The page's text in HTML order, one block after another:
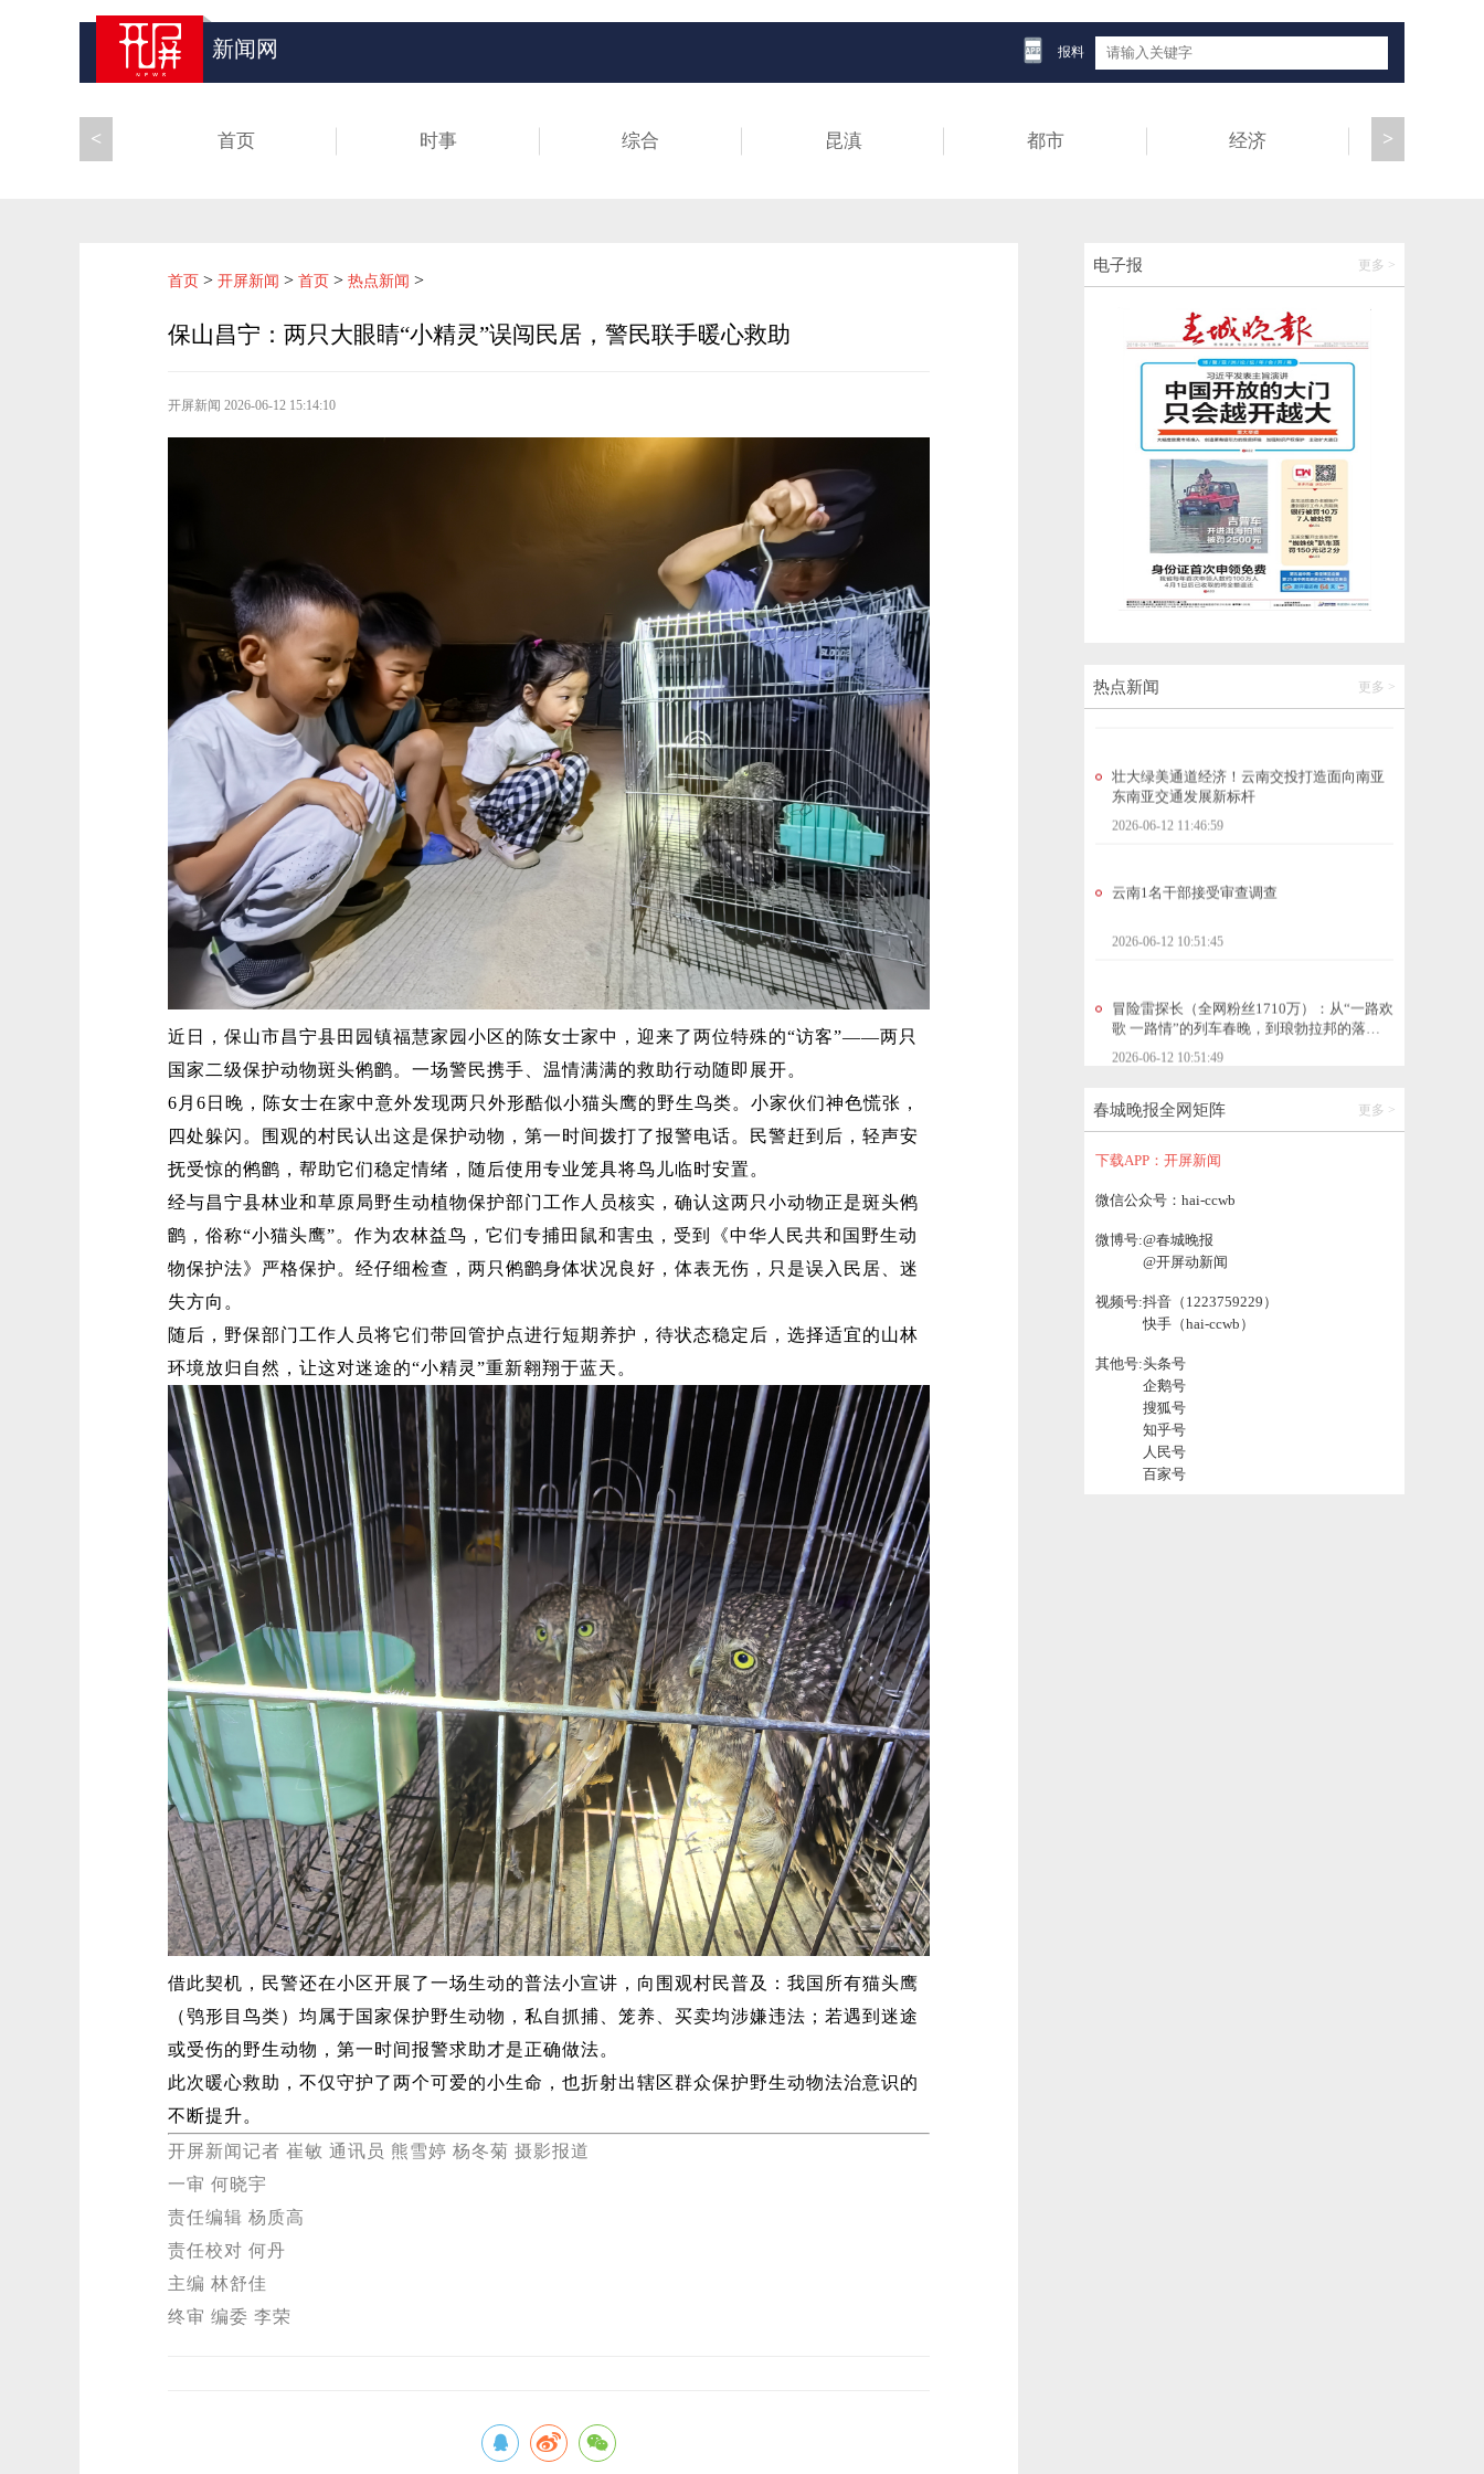
新闻网 报料
首页 时事 综合 昆滇 都市 经济 >
<
电子报 更多 >
热点新闻 更多 >
产值目标
2026-06-12 15:14:03
保山昌宁：两只大眼睛“小精灵”误闯民居，
严查行业乱象！云南公开征集知识产权代理
不规范问题线索
2026-06-12 15:14:22
看他们用镜头，让世界爱上云南
2026-06-12 14:46:38
【云新发布】全力建设国际生态旅游胜
地！“十五五”时期普洱这样干→
2026-06-12 14:00:02
海外讲云南，国内看世界
2026-06-12 11:46:59
2026-06-12 10:51:45
湄公河，他用镜头记录下友谊的温暖瞬间
2026-06-12 10:51:49
从香料到滇药制剂，怒江草果产业迈向百亿
产值目标
2026-06-12 15:14:03
保山昌宁：两只大眼睛“小精灵”误闯民居，
警民联手暖心救助
2026-06-12 15:14:10
严查行业乱象！云南公开征集知识产权代理
不规范问题线索
2026-06-12 15:14:22
春城晚报全网矩阵 更多 >
下载APP：开屏新闻
微信公众号：hai-ccwb
微博号:@春城晚报
@开屏动新闻
视频号:抖音（1223759229）
快手（hai-ccwb）
其他号:头条号
企鹅号
搜狐号
知乎号
人民号
百家号
首页 > 开屏新闻 > 首页 > 热点新闻 >
保山昌宁：两只大眼睛“小精灵”误闯民居，警民联手暖心救助
开屏新闻 2026-06-12 15:14:10
近日，保山市昌宁县田园镇福慧家园小区的陈女士家中，迎来了两位特殊的“访客”——两只
国家二级保护动物斑头鸺鹠。一场警民携手、温情满满的救助行动随即展开。
6月6日晚，陈女士在家中意外发现两只外形酷似小猫头鹰的野生鸟类。小家伙们神色慌张，
四处躲闪。围观的村民认出这是保护动物，第一时间拨打了报警电话。民警赶到后，轻声安
抚受惊的鸺鹠，帮助它们稳定情绪，随后使用专业笼具将鸟儿临时安置。
经与昌宁县林业和草原局野生动植物保护部门工作人员核实，确认这两只小动物正是斑头鸺
鹠，俗称“小猫头鹰”。作为农林益鸟，它们专捕田鼠和害虫，受到《中华人民共和国野生动
物保护法》严格保护。经仔细检查，两只鸺鹠身体状况良好，体表无伤，只是误入民居、迷
失方向。
随后，野保部门工作人员将它们带回管护点进行短期养护，待状态稳定后，选择适宜的山林
环境放归自然，让这对迷途的“小精灵”重新翱翔于蓝天。
借此契机，民警还在小区开展了一场生动的普法小宣讲，向围观村民普及：我国所有猫头鹰
（鸮形目鸟类）均属于国家保护野生动物，私自抓捕、笼养、买卖均涉嫌违法；若遇到迷途
或受伤的野生动物，第一时间报警求助才是正确做法。
此次暖心救助，不仅守护了两个可爱的小生命，也折射出辖区群众保护野生动物法治意识的
不断提升。
开屏新闻记者 崔敏 通讯员 熊雪婷 杨冬菊 摄影报道
一审 何晓宇
责任编辑 杨质高
责任校对 何丹
主编 林舒佳
终审 编委 李荣